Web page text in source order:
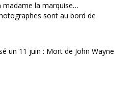
madame la marquise…
sont au bord de
un 11 juin : Mort de John Wayne